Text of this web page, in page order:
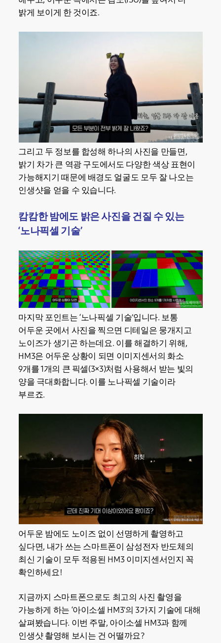
밝게 보이게 한 것이죠.
그리고 두 정보를 합성해 하나의 사진을 만들면,
밝기 차가 큰 역광 구도에서도 다양한 색상 표현이
가능해지기 때문에 배경도 얼굴도 모두 잘 나오는
인생샷을 얻을 수 있습니다.
캄캄한 밤에도 밝은 사진을 건질 수 있는
‘노나픽셀 기술’
마지막 포인트는 ‘노나픽셀 기술’입니다. 보통
어두운 곳에서 사진을 찍으면 디테일은 뭉개지고
노이즈가 생기곤 하는데요. 이를 해결하기 위해,
HM3은 어두운 상황이 되면 이미지센서의 화소
9개를 1개의 큰 픽셀(3×3)처럼 사용해서 받는 빛의
양을 극대화합니다. 이를 노나픽셀 기술이라
부르죠.
어두운 밤에도 노이즈 없이 선명하게 촬영하고
싶다면, 내가 쓰는 스마트폰이 삼성전자 반도체의
최신 기술이 모두 적용된 HM3 이미지센서인지 꼭
확인하세요!
지금까지 스마트폰으로도 최고의 사진 촬영을
가능하게 하는 ‘아이소셀 HM3’의 3가지 기술에 대해
살펴봤습니다. 이번 주말, 아이소셀 HM3과 함께
인생샷 촬영해 보시는 건 어떨까요?